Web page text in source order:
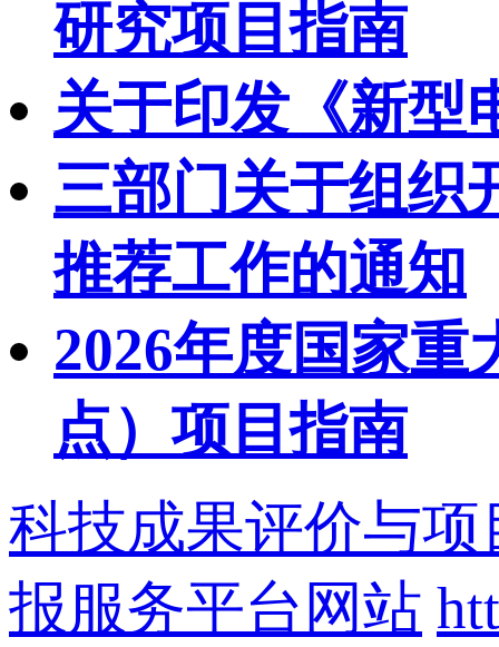
研究项目指南
关于印发《新型
三部门关于组织
推荐工作的通知
2026年度国家
点）项目指南
科技成果评价与
报服务平台网站